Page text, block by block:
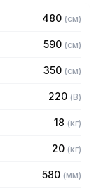
дверцы
480 (см)
590 (см)
350 (см)
220 (В)
18 (кг)
20 (кг)
580 (мм)